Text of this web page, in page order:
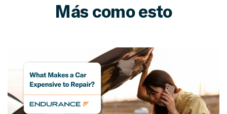
Más como esto